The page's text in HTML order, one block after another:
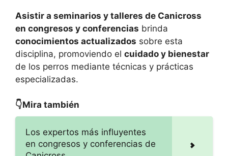
Asistir a seminarios y talleres de Canicross
en congresos y conferencias brinda
conocimientos actualizados sobre esta
disciplina, promoviendo el cuidado y bienestar
de los perros mediante técnicas y prácticas
especializadas.
👇Mira también
Los expertos más influyentes
en congresos y conferencias de